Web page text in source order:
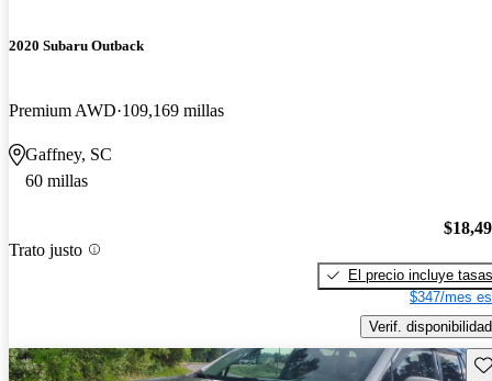
2020 Subaru Outback
Premium AWD 109,169 millas
Gaffney, SC
60 millas
Trato justo
El precio incluye tasas
$347/mes
Verif. disponibilidad